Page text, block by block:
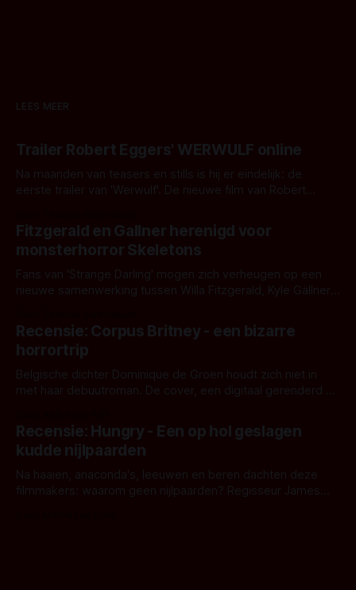
LEES MEER
Trailer Robert Eggers' WERWULF online
Na maanden van teasers en stills is hij er eindelijk: de
eerste trailer van 'Werwulf'. De nieuwe film van Robert
kille stijl vol folklore en mythe. Het topic deze keer is (kon
het het al raden?)... de weerwolf. Kijk je mee?
Fitzgerald en Gallner herenigd voor
monsterhorror Skeletons
Fans van 'Strange Darling' mogen zich verheugen op een
nieuwe samenwerking tussen Willa Fitzgerald, Kyle Gallner
'Skeletons', een nieuwe creature feature waarvoor de
opnames zijn gestart in Australië.
Recensie: Corpus Britney - een bizarre
horrortrip
Belgische dichter Dominique de Groen houdt zich niet in
met haar debuutroman. De cover, een digitaal gerenderd en
achtergrond, belooft iets kleurrijks maar onheilspellends,
iets ongrijpbaars. En dat maakt De Groen met ieder woord
waar.
Recensie: Hungry - Een op hol geslagen
kudde nijlpaarden
Na haaien, anaconda's, leeuwen en beren dachten deze
filmmakers: waarom geen nijlpaarden? Regisseur James